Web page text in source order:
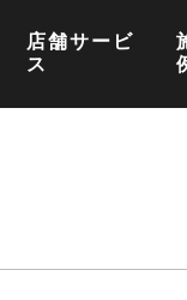
店舗サービ
ス